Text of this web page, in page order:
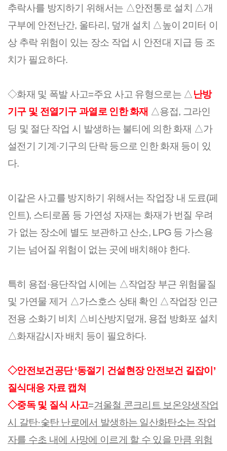
추락사를 방지하기 위해서는 △안전통로 설치 △개
구부에 안전난간, 울타리, 덮개 설치 △높이 2미터 이
상 추락 위험이 있는 장소 작업 시 안전대 지급 등 조
치가 필요하다.
◇화재 및 폭발 사고=주요 사고 유형으로는 △ 난방
기구 및 전열기구 과열로 인한 화재 △용접, 그라인
딩 및 절단 작업 시 발생하는 불티에 의한 화재 △가
설전기 기계·기구의 단락 등으로 인한 화재 등이 있
다.
이같은 사고를 방지하기 위해서는 작업장 내 도료(페
인트), 스티로폼 등 가연성 자재는 화재가 번질 우려
가 없는 장소에 별도 보관하고 산소, LPG 등 가스용
기는 넘어질 위험이 없는 곳에 배치해야 한다.
특히 용접·용단작업 시에는 △작업장 부근 위험물질
및 가연물 제거 △가스호스 상태 확인 △작업장 인근
전용 소화기 비치 △비산방지덮개, 용접 방화포 설치
△화재감시자 배치 등이 필요하다.
◇안전보건공단 ‘동절기 건설현장 안전보건 길잡이’
질식대응 자료 캡쳐
◇중독 및 질식 사고=겨울철 콘크리트 보온양생작업
시 갈탄·숯탄 난로에서 발생하는 일산화탄소는 작업
자를 수초 내에 사망에 이르게 할 수 있을 만큼 위험